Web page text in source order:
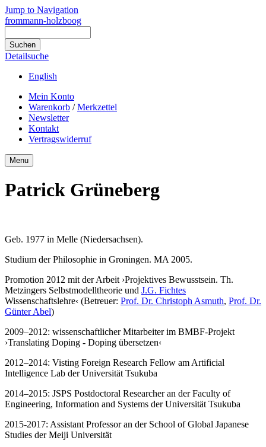
Jump to Navigation
frommann-holzboog
Detailsuche
English
Mein Konto
Warenkorb /Merkzettel
Newsletter
Kontakt
Vertragswiderruf
Menu
Patrick Grüneberg
Geb. 1977 in Melle (Niedersachsen).
Studium der Philosophie in Groningen. MA 2005.
Promotion 2012 mit der Arbeit ›Projektives Bewusstsein. Th.
Metzingers Selbstmodelltheorie und J.G. Fichtes
Wissenschaftslehre‹ (Betreuer: Prof. Dr. Christoph Asmuth, Prof. Dr.
Günter Abel)
2009–2012: wissenschaftlicher Mitarbeiter im BMBF-Projekt
›Translating Doping - Doping übersetzen‹
2012–2014: Visting Foreign Research Fellow am Artificial
Intelligence Lab der Universität Tsukuba
2014–2015: JSPS Postdoctoral Researcher an der Faculty of
Engineering, Information and Systems der Universität Tsukuba
2015-2017: Assistant Professor an der School of Global Japanese
Studies der Meiji Universität